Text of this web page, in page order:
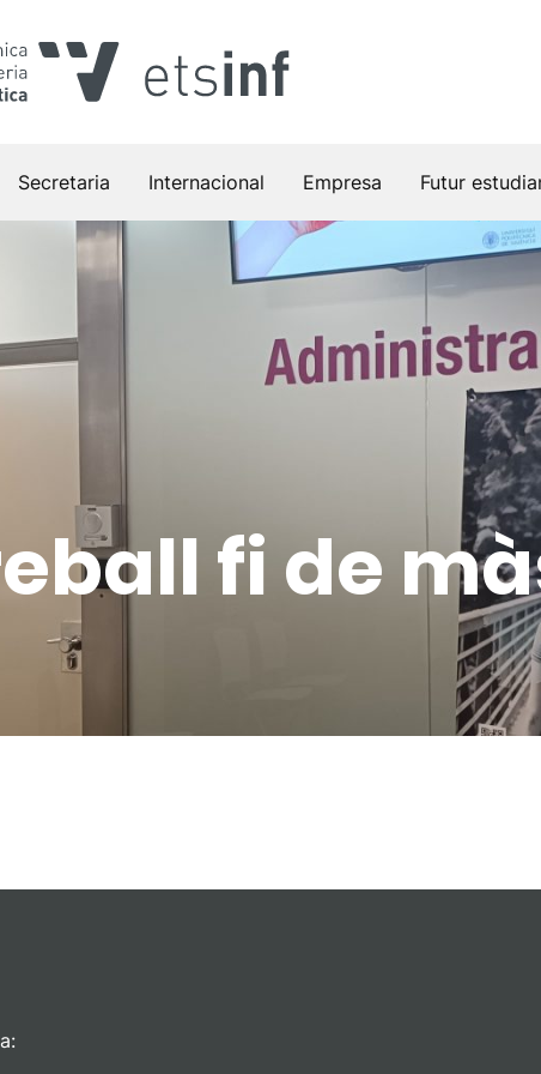
Secretaria Internacional Empresa Futur
fi de